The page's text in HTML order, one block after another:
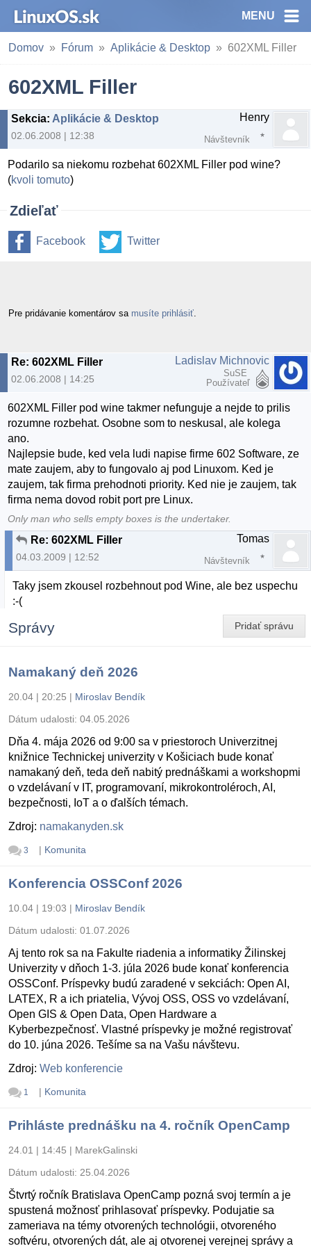
MENU
Domov Fórum Aplikácie & Desktop 602XML Filler
602XML Filler
Sekcia: Aplikácie & Desktop
02.06.2008 | 12:38
Henry
Návštevník
Podarilo sa niekomu rozbehat 602XML Filler pod wine?
(kvoli tomuto)
Zdieľať
Facebook Twitter
Pre pridávanie komentárov sa musíte prihlásiť
Re: 602XML Filler
02.06.2008 | 14:25
Ladislav Michnovic
SuSE
Používateľ
602XML Filler pod wine takmer nefunguje a nejde to prilis
rozumne rozbehat. Osobne som to neskusal, ale kolega
ano.
Najlepsie bude, ked vela ludi napise firme 602 Software, ze
mate zaujem, aby to fungovalo aj pod Linuxom. Ked je
zaujem, tak firma prehodnoti priority. Ked nie je zaujem, tak
firma nema dovod robit port pre Linux.
Only man who sells empty boxes is the undertaker.
Re: 602XML Filler
04.03.2009 | 12:52
Tomas
Návštevník
Taky jsem zkousel rozbehnout pod Wine, ale bez uspechu
:-(
Pridať správu
Správy
Namakaný deň 2026
20.04 | 20:25 | Miroslav Bendík
Dátum udalosti: 04.05.2026
Dňa 4. mája 2026 od 9:00 sa v priestoroch Univerzitnej
knižnice Technickej univerzity v Košiciach bude konať
namakaný deň, teda deň nabitý prednáškami a workshopmi
o vzdelávaní v IT, programovaní, mikrokontroléroch, AI,
bezpečnosti, IoT a o ďalších témach.
Zdroj: namakanyden.sk
3 | Komunita
Konferencia OSSConf 2026
10.04 | 19:03 | Miroslav Bendík
Dátum udalosti: 01.07.2026
Aj tento rok sa na Fakulte riadenia a informatiky Žilinskej
Univerzity v dňoch 1-3. júla 2026 bude konať konferencia
OSSConf. Príspevky budú zaradené v sekciách: Open AI,
LATEX, R a ich priatelia, Vývoj OSS, OSS vo vzdelávaní,
Open GIS & Open Data, Open Hardware a
Kyberbezpečnosť. Vlastné príspevky je možné registrovať
do 10. júna 2026. Tešíme sa na Vašu návštevu.
Zdroj: Web konferencie
1 | Komunita
Prihláste prednášku na 4. ročník OpenCamp
24.01 | 14:45 | MarekGalinski
Dátum udalosti: 25.04.2026
Štvrtý ročník Bratislava OpenCamp pozná svoj termín a je
spustená možnosť prihlasovať príspevky. Podujatie sa
zameriava na témy otvorených technológii, otvoreného
softvéru, otvorených dát, ale aj otvorenej verejnej správy a